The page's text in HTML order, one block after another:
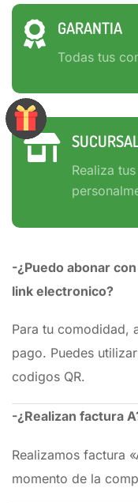
GARANTIA
Todas tus
Realiza
-¿Puedo abonar
link electronico?
Para tu comodidad,
pago. Puedes
codigos QR.
-¿Realizan factura
Realizamos factura
momento de la